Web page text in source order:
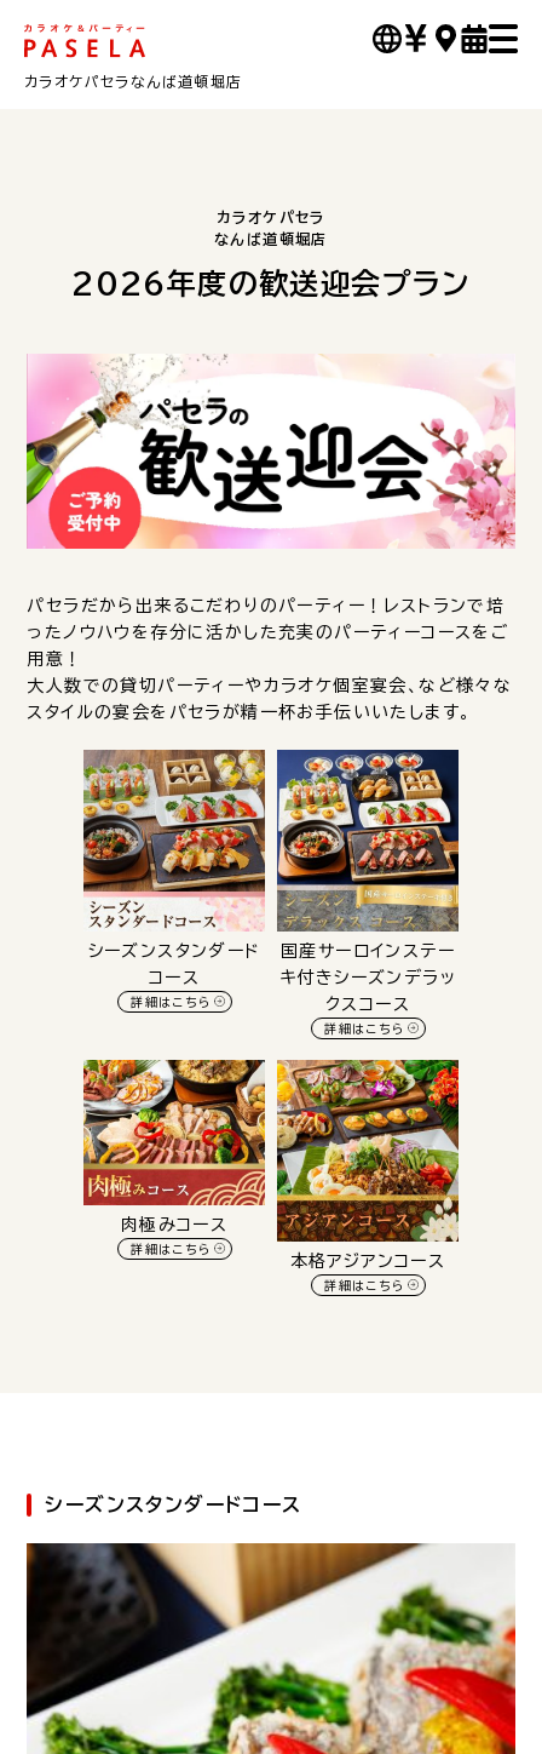
カラオケパセラなんば道頓堀店
カラオケパセラ
なんば道頓堀店
2026年度の歓送迎会プラン
パセラだから出来るこだわりのパーティー！レストランで培
ったノウハウを存分に活かした充実のパーティーコースをご
用意！
大人数での貸切パーティーやカラオケ個室宴会、など様々な
スタイルの宴会をパセラが精一杯お手伝いいたします。
シーズンスタンダード
コース
詳細はこちら
国産サーロインステー
キ付きシーズンデラッ
クスコース
詳細はこちら
肉極みコース
詳細はこちら
本格アジアンコース
詳細はこちら
シーズンスタンダードコース